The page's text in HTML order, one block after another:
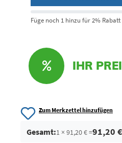
Füge noch 1 hinzu für 2% Rabatt
IHR
Zum Merkzettel hinzufügen
Gesamt:1 × 91,20 € =91,20 €